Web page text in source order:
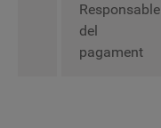
Responsable
del
pagament